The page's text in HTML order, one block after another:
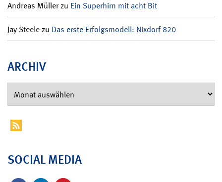
Andreas Müllerzu Ein Superhirn mit acht Bit
Jay Steelezu Das erste Erfolgsmodell: Nixdorf 820
ARCHIV
SOCIAL MEDIA